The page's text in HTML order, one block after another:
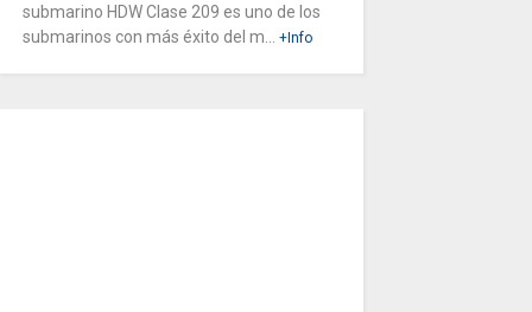
submarino HDW Clase 209 es uno de los
submarinos con más éxito del m...
+Info